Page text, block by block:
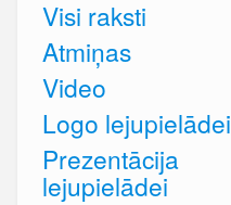
Visi raksti
Atmiņas
Video
Logo lejupielādei
Prezentācija
lejupielādei